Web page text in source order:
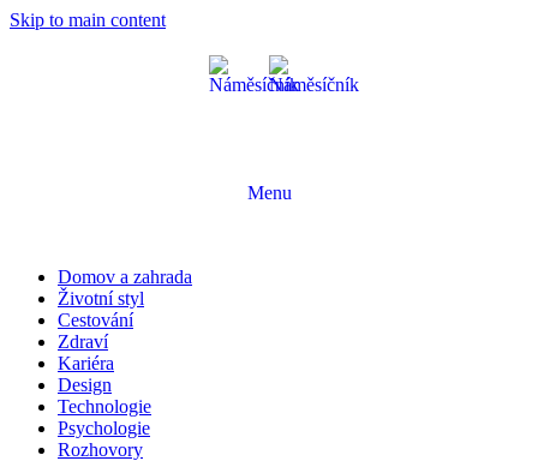
Skip to main content
Menu
Domov a zahrada
Životní styl
Cestování
Zdraví
Kariéra
Design
Technologie
Psychologie
Rozhovory